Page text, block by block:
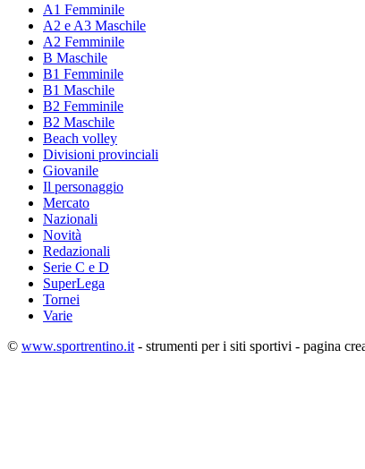
A1 Femminile
A2 e A3 Maschile
A2 Femminile
B Maschile
B1 Femminile
B1 Maschile
B2 Femminile
B2 Maschile
Beach volley
Divisioni provinciali
Giovanile
Il personaggio
Mercato
Nazionali
Novità
Redazionali
Serie C e D
SuperLega
Tornei
Varie
© www.sportrentino.it - strumenti per i siti sportivi - pagina